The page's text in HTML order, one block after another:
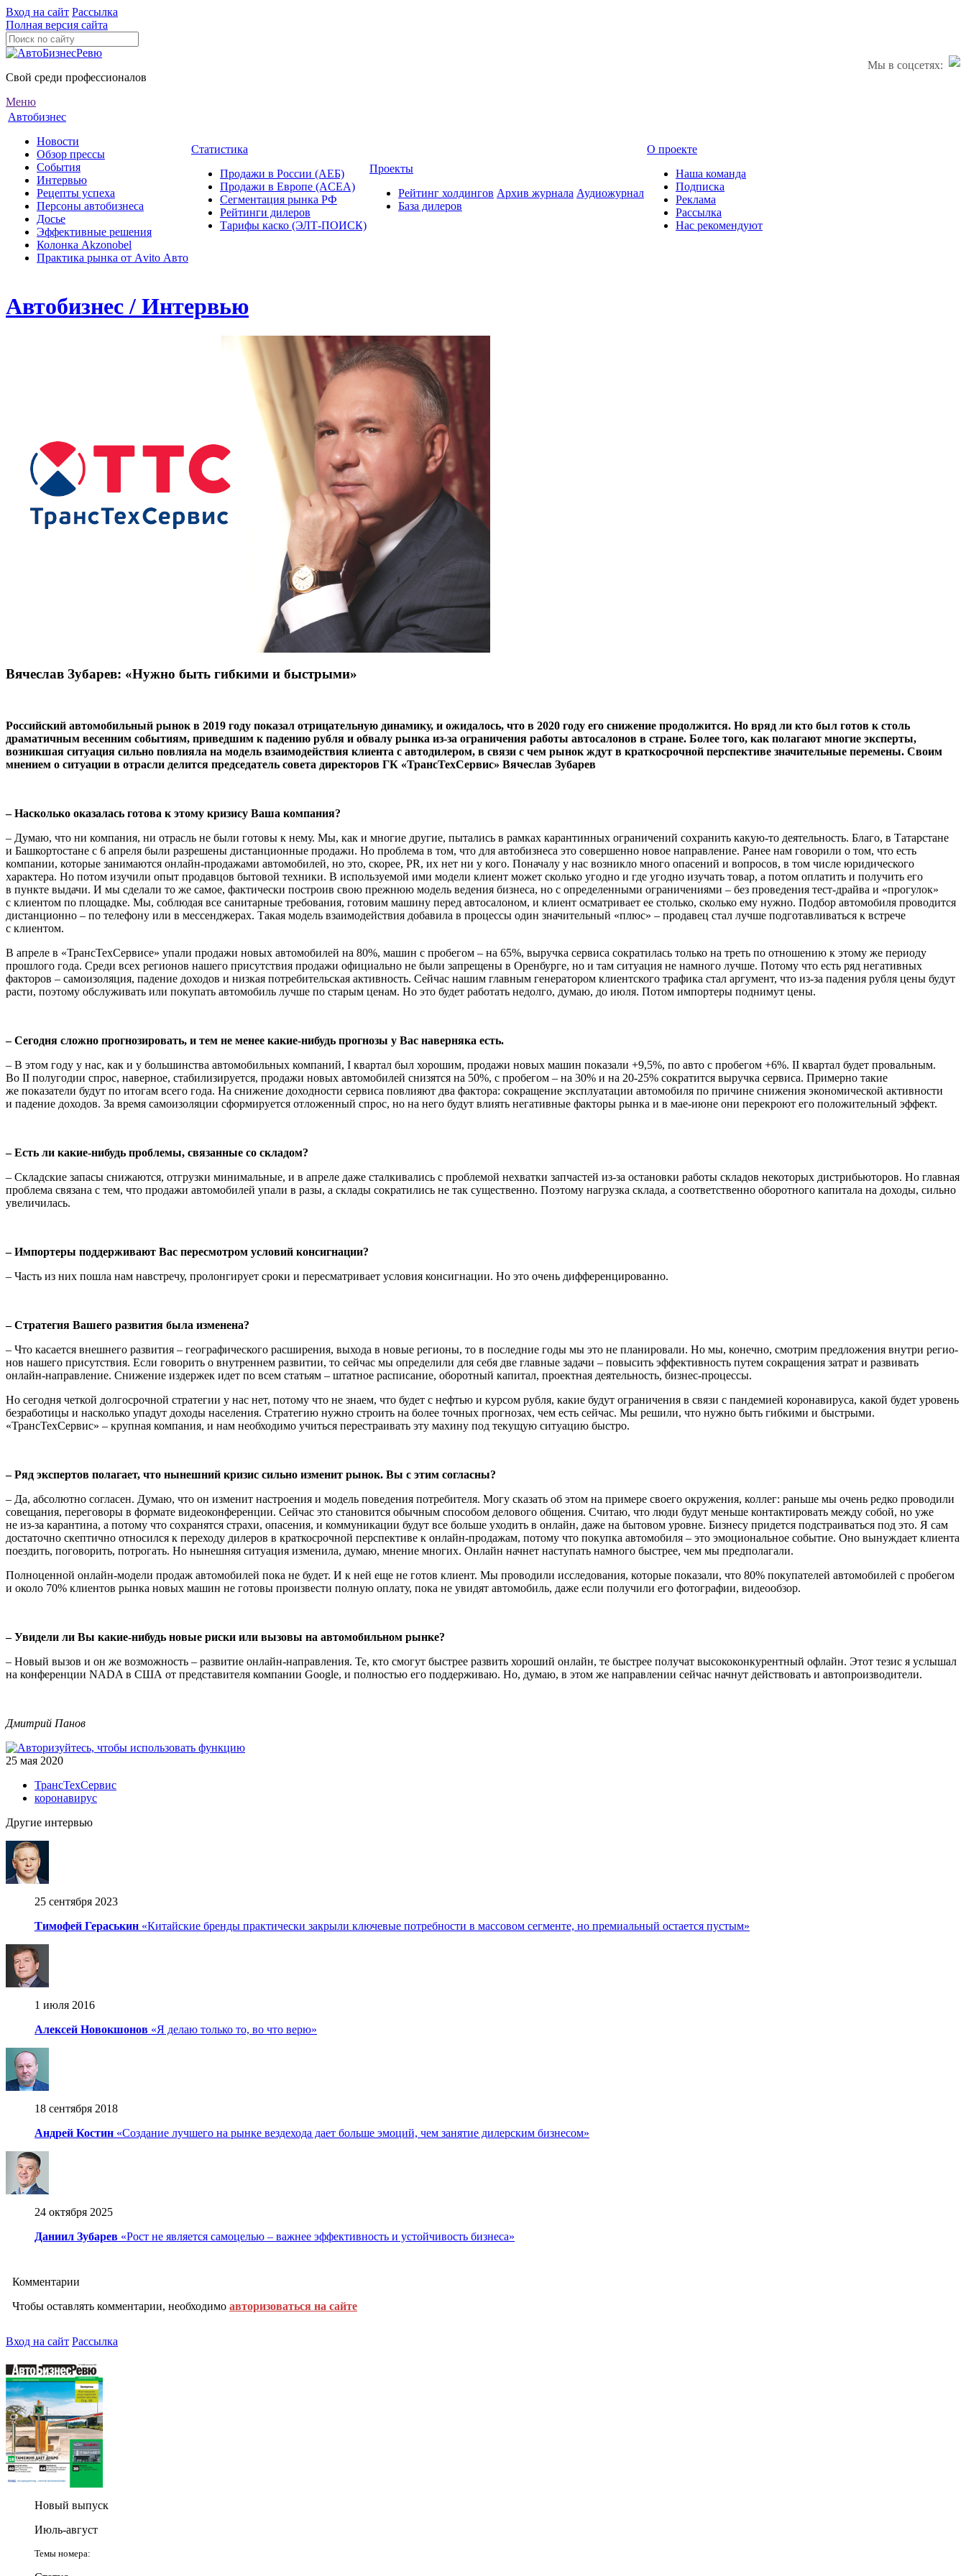
Вход на сайт Рассылка
Полная версия сайта
Мы в соцсетях:
Свой среди профессионалов
Меню
Автобизнес
Новости
Обзор прессы
События
Интервью
Рецепты успеха
Персоны автобизнеса
Досье
Эффективные решения
Колонка Akzonobel
Практика рынка от Аvito Авто
Статистика
Продажи в России (АЕБ)
Продажи в Европе (ACEA)
Сегментация рынка РФ
Рейтинги дилеров
Тарифы каско (ЭЛТ-ПОИСК)
Проекты
Рейтинг холдингов
База дилеров
Архив журнала Аудиожурнал
О проекте
Наша команда
Подписка
Реклама
Рассылка
Нас рекомендуют
Автобизнес / Интервью
Вячеслав Зубарев: «Нужно быть гибкими и быстрыми»
Российский автомобильный рынок в 2019 году показал отрицательную динамику, и ожидалось, что в 2020 году его снижение продолжится. Но вряд ли кто был готов к столь
драматичным весенним событиям, приведшим к падению рубля и обвалу рынка из-за ограничения работы автосалонов в стране. Более того, как полагают многие эксперты,
возникшая ситуация сильно повлияла на модель взаимодействия клиента с автодилером, в связи с чем рынок ждут в краткосрочной перспективе значительные перемены. Своим
мнением о ситуации в отрасли делится председатель совета директоров ГК «ТрансТехСервис» Вячеслав Зубарев
– Насколько оказалась готова к этому кризису Ваша компания?
– Думаю, что ни компания, ни отрасль не были готовы к нему. Мы, как и многие другие, пытались в рамках карантинных ограничений сохра­нить какую-то деятельность. Благо, в Татарстане
и Башкортостане с 6 апреля были разрешены дистанционные продажи. Но проблема в том, что для автобизнеса это совершенно новое направление. Ранее нам говорили о том, что есть
компании, которые занимаются онлайн-продажами автомобилей, но это, скорее, PR, их нет ни у кого. Поначалу у нас возникло много опасений и вопросов, в том числе юридического
характера. Но потом изучили опыт продавцов бытовой техники. В используемой ими модели клиент может сколько угодно и где угодно изучать товар, а потом оплатить и получить его
в пункте выдачи. И мы сделали то же самое, фактически построив свою прежнюю модель ведения бизнеса, но с определенными ограничениями – без проведе­ния тест-драйва и «прогулок»
с клиентом по площадке. Мы, соблюдая все санитарные требования, готовим машину перед автосалоном, и клиент осматривает ее столько, сколько ему нужно. Подбор автомо­биля проводится
дистанционно – по телефону или в мессенджерах. Такая модель взаимодействия добавила в процессы один значительный «плюс» – продавец стал лучше подготавливаться к встрече
с клиентом.
В апреле в «ТрансТехСервисе» упали продажи новых автомобилей на 80%, машин с пробегом – на 65%, выручка сервиса сократи­лась только на треть по отношению к этому же периоду
прошлого года. Среди всех регионов нашего присутствия продажи официаль­но не были запрещены в Оренбурге, но и там ситуация не намного лучше. Потому что есть ряд негативных
факторов – самоизоля­ция, падение доходов и низкая потребительская активность. Сей­час нашим главным генератором клиентского трафика стал аргу­мент, что из-за падения рубля цены будут
расти, поэтому обслужи­вать или покупать автомобиль лучше по старым ценам. Но это будет работать недолго, думаю, до июля. Потом импортеры под­нимут цены.
– Сегодня сложно прогнозировать, и тем не менее какие-нибудь прогнозы у Вас наверняка есть.
– В этом году у нас, как и у большинства автомобильных компа­ний, I квартал был хорошим, продажи новых машин показали +9,5%, по авто с пробегом +6%. II квартал будет провальным.
Во II полугодии спрос, наверное, стабилизируется, продажи новых автомобилей снизятся на 50%, с пробегом – на 30% и на 20-25% сократится выручка сервиса. Примерно такие
же показатели будут по итогам всего года. На снижение доходности сервиса повлияют два фактора: сокращение эксплуатации автомобиля по причине снижения экономической активности
и падение доходов. За время самоизоляции сформируется отложенный спрос, но на него будут влиять негативные факторы рынка и в мае-июне они перекроют его положительный эффект.
– Есть ли какие-нибудь проблемы, связанные со складом?
– Складские запасы снижаются, отгрузки минимальные, и в апреле даже сталкивались с проблемой нехватки запчастей из-за остановки работы складов некоторых дистрибьюторов. Но главная
проблема связана с тем, что продажи автомобилей упали в разы, а склады сократились не так существенно. Поэтому нагрузка склада, а соот­ветственно оборотного капитала на доходы, сильно
увеличилась.
– Импортеры поддерживают Вас пересмотром условий консиг­нации?
– Часть из них пошла нам навстречу, пролонгирует сроки и пересматривает условия консигнации. Но это очень дифферен­цированно.
– Стратегия Вашего развития была изменена?
– Что касается внешнего развития – географического расшире­ния, выхода в новые регионы, то в последние годы мы это не пла­нировали. Но мы, конечно, смотрим предложения внутри регио­
нов нашего присутствия. Если говорить о внутреннем развитии, то сейчас мы определили для себя две главные задачи – повысить эффективность путем сокращения затрат и развивать
онлайн-направление. Снижение издержек идет по всем статьям – штат­ное расписание, оборотный капитал, проектная деятельность, бизнес-процессы.
Но сегодня четкой долгосрочной стратегии у нас нет, потому что не знаем, что будет с нефтью и курсом рубля, какие будут ограничения в связи с пандемией коронавируса, какой будет уровень
безработицы и насколько упадут доходы населения. Стратегию нужно строить на более точных прогнозах, чем есть сейчас. Мы решили, что нужно быть гибкими и быстрыми.
«ТрансТехСервис» – крупная компания, и нам необходимо учиться перестраивать эту махину под текущую ситуацию быстро.
– Ряд экспертов полагает, что нынешний кризис сильно изменит рынок. Вы с этим согласны?
– Да, абсолютно согласен. Думаю, что он изменит настроения и модель поведения потребителя. Могу сказать об этом на примере своего окружения, коллег: раньше мы очень редко проводили
сове­щания, переговоры в формате видеоконференции. Сейчас это ста­новится обычным способом делового общения. Считаю, что люди будут меньше контактировать между собой, но уже
не из-за каран­тина, а потому что сохранятся страхи, опасения, и коммуникации будут все больше уходить в онлайн, даже на бытовом уровне. Биз­несу придется подстраиваться под это. Я сам
достаточно скептично относился к переходу дилеров в краткосрочной перспективе к онлайн-продажам, потому что покупка автомобиля – это эмоциональное событие. Оно вынуждает клиента
поездить, погово­рить, потрогать. Но нынешняя ситуация изменила, думаю, мнение многих. Онлайн начнет наступать намного быстрее, чем мы пред­полагали.
Полноценной онлайн-модели продаж автомобилей пока не будет. И к ней еще не готов клиент. Мы проводили исследования, кото­рые показали, что 80% покупателей автомобилей с пробегом
и около 70% клиентов рынка новых машин не готовы произвести полную оплату, пока не увидят автомобиль, даже если получили его фотографии, видеообзор.
– Увидели ли Вы какие-нибудь новые риски или вызовы на авто­мобильном рынке?
– Новый вызов и он же возможность – развитие онлайн-направ­ления. Те, кто смогут быстрее развить хороший онлайн, те быстрее получат высококонкурентный офлайн. Этот тезис я услышал
на конференции NADA в США от представителя компании Google, и полностью его поддерживаю. Но, думаю, в этом же направлении сейчас начнут действовать и автопроизводители.
Дмитрий Панов
25 мая 2020
ТрансТехСервис
коронавирус
Другие интервью
25 сентября 2023
Тимофей Гераськин «Китайские бренды практически закрыли ключевые потребности в массовом сегменте, но премиальный остается пустым»
1 июля 2016
Алексей Новокшонов «Я делаю только то, во что верю»
18 сентября 2018
Андрей Костин «Создание лучшего на рынке вездехода дает больше эмоций, чем занятие дилерским бизнесом»
24 октября 2025
Даниил Зубарев «Рост не является самоцелью – важнее эффективность и устойчивость бизнеса»
Комментарии
Чтобы оставлять комментарии, необходимо авторизоваться на сайте
Вход на сайт Рассылка
Новый выпуск
Июль-август
Темы номера: